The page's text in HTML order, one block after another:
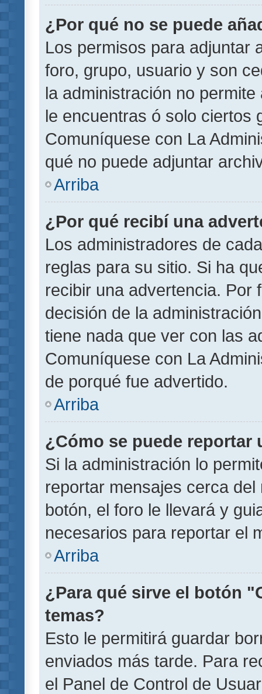
¿Por qué no se puede
Los permisos para adjuntar
foro, grupo, usuario y son
la administración no
le encuentras ó solo ciertos
Comuníquese con La
qué no puede adjuntar
Arriba
¿Por qué recibí una
Los administradores de
reglas para su sitio. Si ha
recibir una advertencia. Por
decisión de la
tiene nada que ver con las
Comuníquese con La
de porqué fue advertido.
Arriba
¿Cómo se puede reportar
Si la administración lo
reportar mensajes cerca
botón, el foro le llevará y
necesarios para reportar el
Arriba
¿Para qué sirve el botón
temas?
Esto le permitirá guardar
enviados más tarde. Para
el Panel de Control de